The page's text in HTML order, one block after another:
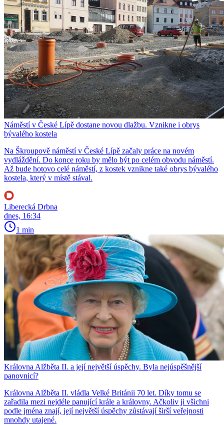
Náměstí v České Lípě dostane novou dlažbu. Vznikne i obrys
bývalého kostela
Na Škroupově náměstí v České Lípě začaly práce na novém
vydláždění. Do konce roku by mělo být po celém obvodu náměstí.
Až bude hotovo celé náměstí, z kostek vznikne také obrys bývalého
kostela, který v místě stával.
Liberecká Drbna
dnes, 16:34
1 min
Královna Alžběta II. a její největší úspěchy. Byla nejúspěšnější
panovnicí?
Královna Alžběta II. vládla Velké Británii 70 let. Díky tomu se
zařadila mezi nejdéle panující krále a královny. Ačkoliv ji všichni
podle jména znají, její největší úspěchy zůstávají širší veřejnosti
mnohdy utajené.